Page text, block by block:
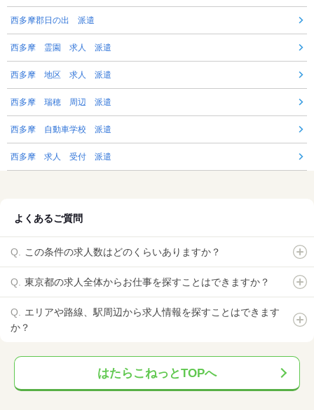
西多摩郡日の出 派遣
西多摩 霊園 求人 派遣
西多摩 地区 求人 派遣
西多摩 瑞穂 周辺 派遣
西多摩 自動車学校 派遣
西多摩 求人 受付 派遣
よくあるご質問
この条件の求人数はどのくらいありますか？
東京都の求人全体からお仕事を探すことはできますか？
エリアや路線、駅周辺から求人情報を探すことはできます
か？
はたらこねっとTOPへ